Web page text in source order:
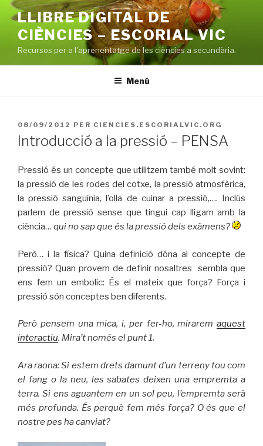
Vés
contingut
LLIBRE DIGITAL DE
CIÈNCIES – ESCORIAL VIC
Recursos per a l'aprenentatge de les ciències a secundària.
Menú
PUBLICAT
A
08/09/2012 PER CIENCIES.ESCORIALVIC.ORG
Introducció a la pressió – PENSA
Pressió és un concepte que utilitzem també molt sovint:
la pressió de les rodes del cotxe, la pressió atmosfèrica,
la pressió sanguínia, l’olla de cuinar a pressió,…. Inclús
parlem de pressió sense que tingui cap lligam amb la
ciència… qui no sap que és la pressió dels exàmens?
Però… i la física? Quina definició dóna al concepte de
pressió? Quan provem de definir nosaltres sembla que
ens fem un embolic: És el mateix que força? Força i
pressió són conceptes ben diferents.
Però pensem una mica, i, per fer-ho, mirarem aquest
interactiu. Mira’t només el punt 1.
Ara raona: Si estem drets damunt d’un terreny tou com
el fang o la neu, les sabates deixen una empremta a
terra. Si ens aguantem en un sol peu, l’empremta serà
més profunda. És perquè fem més força? O és que el
nostre pes ha canviat?